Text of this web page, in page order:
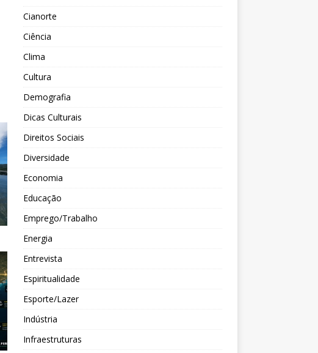
Cianorte
Ciência
Clima
Cultura
Demografia
Dicas Culturais
Direitos Sociais
Diversidade
Economia
Educação
Emprego/Trabalho
Energia
Entrevista
Espiritualidade
Esporte/Lazer
Indústria
Infraestruturas